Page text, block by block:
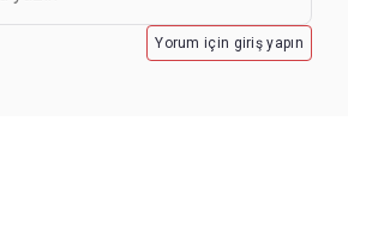
Yorum için giriş yapın